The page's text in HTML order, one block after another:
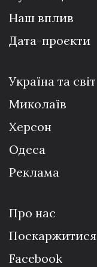
Наш вплив
Дата-проєкти
Україна та світ
Миколаїв
Херсон
Одеса
Реклама
Про нас
Поскаржитися
Facebook